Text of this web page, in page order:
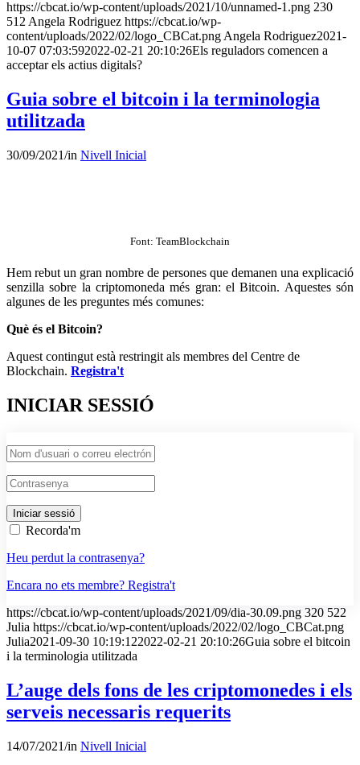
https://cbcat.io/wp-content/uploads/2021/10/unnamed-1.png 230
512 Angela Rodriguez https://cbcat.io/wp-
content/uploads/2022/02/logo_CBCat.png Angela Rodriguez2021-
10-07 07:03:592022-02-21 20:10:26Els reguladors comencen a
acceptar els actius digitals?
Guia sobre el bitcoin i la terminologia
utilitzada
30/09/2021/in Nivell Inicial
Font: TeamBlockchain
Hem rebut un gran nombre de persones que demanen una explicació
senzilla sobre la criptomoneda més gran: el Bitcoin. Aquestes són
algunes de les preguntes més comunes:
Què és el Bitcoin?
Aquest contingut està restringit als membres del Centre de
Blockchain. Registra't
INICIAR SESSIÓ
Recorda'm
Heu perdut la contrasenya?
Encara no ets membre? Registra't
https://cbcat.io/wp-content/uploads/2021/09/dia-30.09.png 320 522
Julia https://cbcat.io/wp-content/uploads/2022/02/logo_CBCat.png
Julia2021-09-30 10:19:122022-02-21 20:10:26Guia sobre el bitcoin
i la terminologia utilitzada
L’auge dels fons de les criptomonedes i els
serveis necessaris requerits
14/07/2021/in Nivell Inicial